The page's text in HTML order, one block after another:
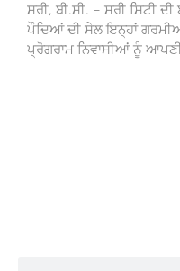
ਸਰੀ, ਬੀ.ਸੀ. – ਸਰੀ ਸਿਟੀ
ਪੌਦਿਆਂ ਦੀ ਸੇਲ ਇਨ੍ਹਾਂ
ਪ੍ਰੋਗਰਾਮ ਨਿਵਾਸੀਆਂ ਨੂੰ